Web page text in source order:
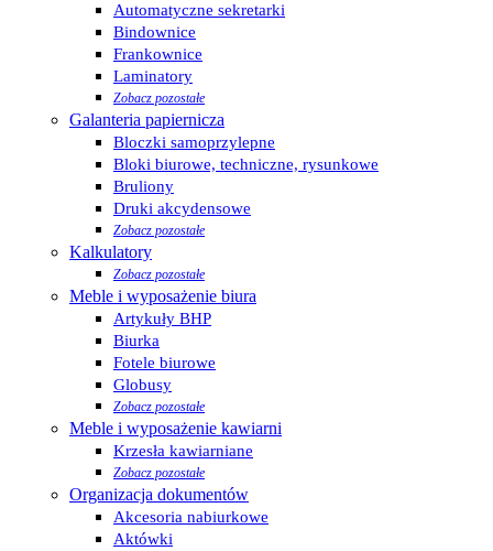
Automatyczne sekretarki
Bindownice
Frankownice
Laminatory
Zobacz pozostałe
Galanteria papiernicza
Bloczki samoprzylepne
Bloki biurowe, techniczne, rysunkowe
Bruliony
Druki akcydensowe
Zobacz pozostałe
Kalkulatory
Zobacz pozostałe
Meble i wyposażenie biura
Artykuły BHP
Biurka
Fotele biurowe
Globusy
Zobacz pozostałe
Meble i wyposażenie kawiarni
Krzesła kawiarniane
Zobacz pozostałe
Organizacja dokumentów
Akcesoria nabiurkowe
Aktówki